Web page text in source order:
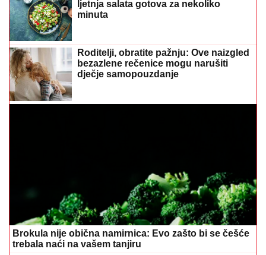
ljetnja salata gotova za nekoliko
minuta
Roditelji, obratite pažnju: Ove naizgled
bezazlene rečenice mogu narušiti
dječje samopouzdanje
Brokula nije obična namirnica: Evo zašto bi se češće
trebala naći na vašem tanjiru